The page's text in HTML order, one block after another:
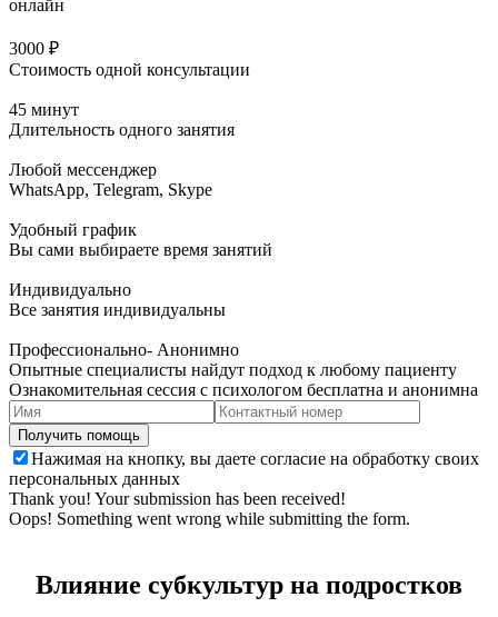
онлайн
3000 ₽
Стоимость одной консультации
45 минут
Длительность одного занятия
Любой мессенджер
WhatsApp, Telegram, Skype
Удобный график
Вы сами выбираете время занятий
Индивидуально
Все занятия индивидуальны
Профессионально- Анонимно
Опытные специалисты найдут подход к любому пациенту
Ознакомительная сессия с психологом бесплатна и анонимна
Нажимая на кнопку, вы даете согласие на обработку своих
персональных данных
Thank you! Your submission has been received!
Oops! Something went wrong while submitting the form.
Влияние субкультур на подростков